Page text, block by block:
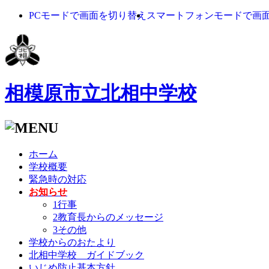
PCモードで画面を切り替え スマートフォンモードで画
相模原市立北相中学校
ホーム
学校概要
緊急時の対応
お知らせ
1行事
2教育長からのメッセージ
3その他
学校からのおたより
北相中学校 ガイドブック